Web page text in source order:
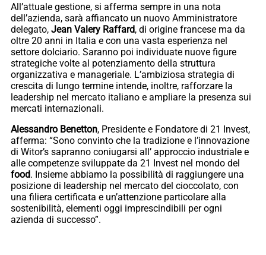
All’attuale gestione, si afferma sempre in una nota
dell’azienda, sarà affiancato un nuovo Amministratore
delegato, Jean Valery Raffard, di origine francese ma da
oltre 20 anni in Italia e con una vasta esperienza nel
settore dolciario. Saranno poi individuate nuove figure
strategiche volte al potenziamento della struttura
organizzativa e manageriale. L’ambiziosa strategia di
crescita di lungo termine intende, inoltre, rafforzare la
leadership nel mercato italiano e ampliare la presenza sui
mercati internazionali.
Alessandro Benetton, Presidente e Fondatore di 21 Invest,
afferma: “Sono convinto che la tradizione e l’innovazione
di Witor’s sapranno coniugarsi all’ approccio industriale e
alle competenze sviluppate da 21 Invest nel mondo del
food. Insieme abbiamo la possibilità di raggiungere una
posizione di leadership nel mercato del cioccolato, con
una filiera certificata e un’attenzione particolare alla
sostenibilità, elementi oggi imprescindibili per ogni
azienda di successo”.